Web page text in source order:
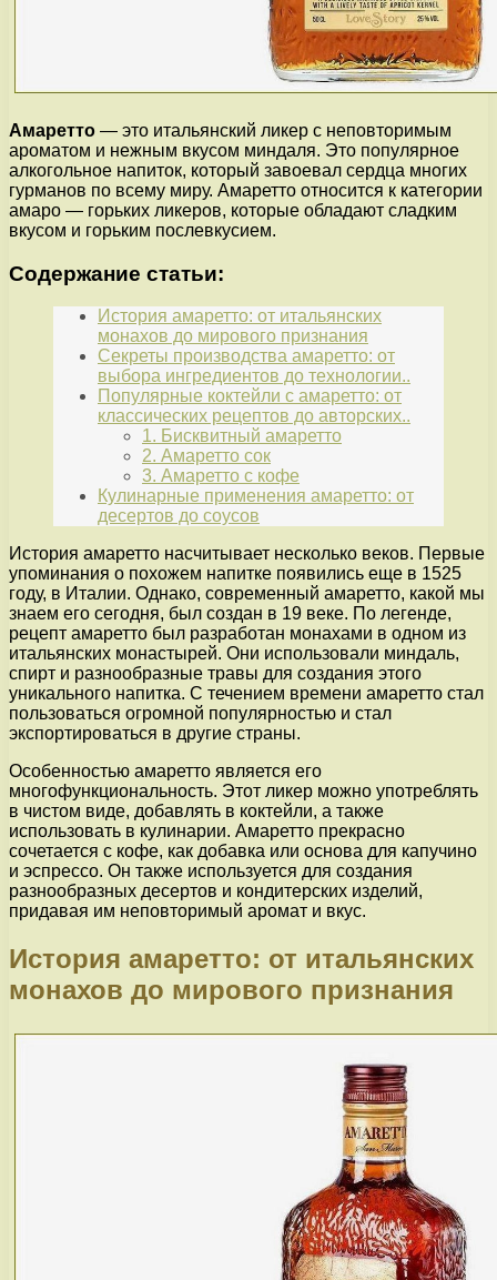
Амаретто — это итальянский ликер с неповторимым
ароматом и нежным вкусом миндаля. Это популярное
алкогольное напиток, который завоевал сердца многих
гурманов по всему миру. Амаретто относится к категории
амаро — горьких ликеров, которые обладают сладким
вкусом и горьким послевкусием.
Содержание статьи:
История амаретто: от итальянских
монахов до мирового признания
Секреты производства амаретто: от
выбора ингредиентов до технологии..
Популярные коктейли с амаретто: от
классических рецептов до авторских..
1. Бисквитный амаретто
2. Амаретто сок
3. Амаретто с кофе
Кулинарные применения амаретто: от
десертов до соусов
История амаретто насчитывает несколько веков. Первые
упоминания о похожем напитке появились еще в 1525
году, в Италии. Однако, современный амаретто, какой мы
знаем его сегодня, был создан в 19 веке. По легенде,
рецепт амаретто был разработан монахами в одном из
итальянских монастырей. Они использовали миндаль,
спирт и разнообразные травы для создания этого
уникального напитка. С течением времени амаретто стал
пользоваться огромной популярностью и стал
экспортироваться в другие страны.
Особенностью амаретто является его
многофункциональность. Этот ликер можно употреблять
в чистом виде, добавлять в коктейли, а также
использовать в кулинарии. Амаретто прекрасно
сочетается с кофе, как добавка или основа для капучино
и эспрессо. Он также используется для создания
разнообразных десертов и кондитерских изделий,
придавая им неповторимый аромат и вкус.
История амаретто: от итальянских
монахов до мирового признания